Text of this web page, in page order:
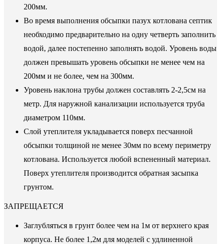
200мм.
Во время выполнения обсыпки пазух котлована септик
необходимо предварительно на одну четверть заполнить
водой, далее постепенно заполнять водой. Уровень воды
должен превышать уровень обсыпки не менее чем на
200мм и не более, чем на 300мм.
Уровень наклона трубы должен составлять 2-2,5см на
метр. Для наружной канализации используется труба
диаметром 110мм.
Слой утеплителя укладывается поверх песчанной
обсыпки толщиной не менее 30мм по всему периметру
котлована. Используется любой вспененный материал.
Поверх утеплителя производится обратная засыпка
грунтом.
ЗАПРЕЩАЕТСЯ
Заглубляться в грунт более чем на 1м от верхнего края
корпуса. Не более 1,2м для моделей с удлиненной